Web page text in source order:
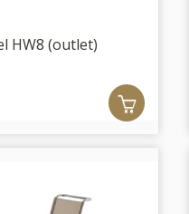
HW8 (outlet)